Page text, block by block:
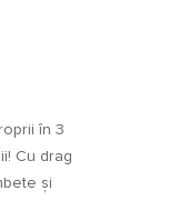
în 3
Cu drag
și